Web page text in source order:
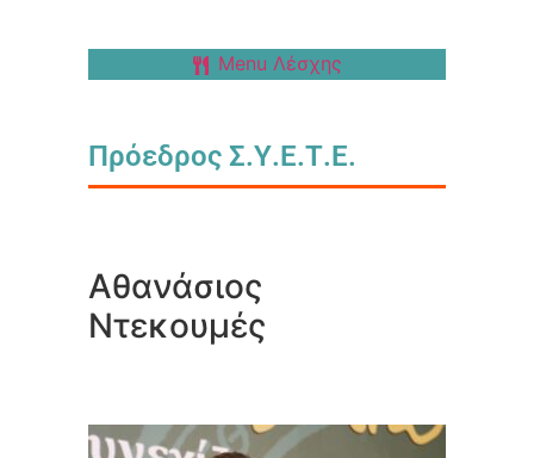
Menu Λέσχης
Πρόεδρος Σ.Υ.Ε.Τ.Ε.
Αθανάσιος
Ντεκουμές